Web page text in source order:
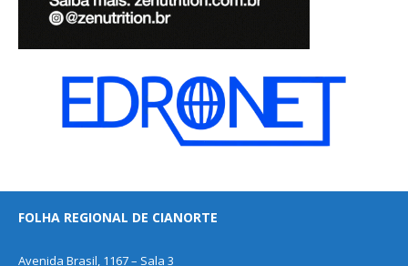
FOLHA REGIONAL DE CIANORTE
Avenida Brasil, 1167 – Sala 3